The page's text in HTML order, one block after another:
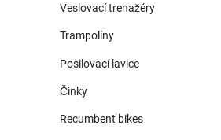
Veslovací trenažéry
Trampolíny
Posilovací lavice
Činky
Recumbent bikes